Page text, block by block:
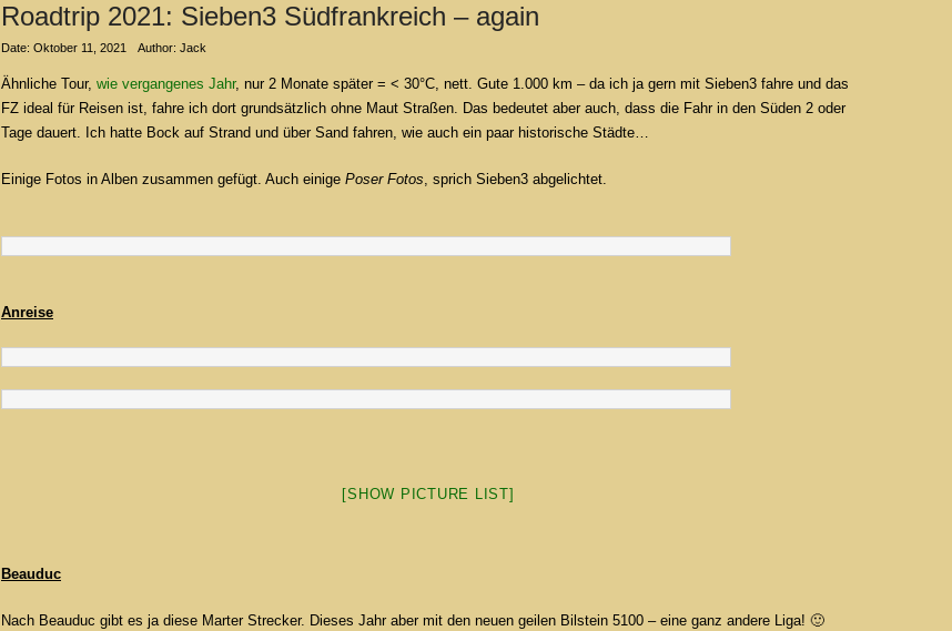
Roadtrip 2021: Sieben3 Südfrankreich – again
Date: Oktober 11, 2021 Author: Jack
Ähnliche Tour, wie vergangenes Jahr, nur 2 Monate später = < 30°C, nett. Gute 1.000 km – da ich ja gern mit Sieben3 fahre und das
FZ ideal für Reisen ist, fahre ich dort grundsätzlich ohne Maut Straßen. Das bedeutet aber auch, dass die Fahr in den Süden 2 oder
Tage dauert. Ich hatte Bock auf Strand und über Sand fahren, wie auch ein paar historische Städte…
Einige Fotos in Alben zusammen gefügt. Auch einige Poser Fotos, sprich Sieben3 abgelichtet.
Anreise
[SHOW PICTURE LIST]
Beauduc
Nach Beauduc gibt es ja diese Marter Strecker. Dieses Jahr aber mit den neuen geilen Bilstein 5100 – eine ganz andere Liga! 🙂